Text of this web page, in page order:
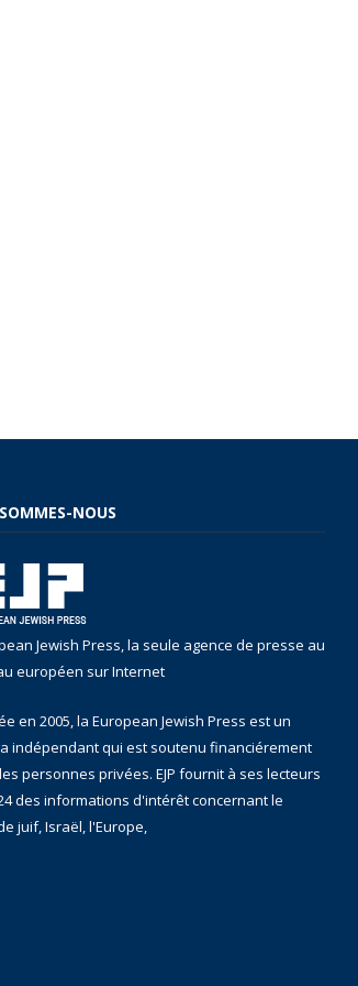
NOUS
Jewish Press, la seule agence de presse au
européen sur Internet
en 2005, la European Jewish Press est un
indépendant qui est soutenu financiérement
personnes privées. EJP fournit à ses lecteurs
des informations d'intérêt concernant le
juif, Israël, l'Europe,